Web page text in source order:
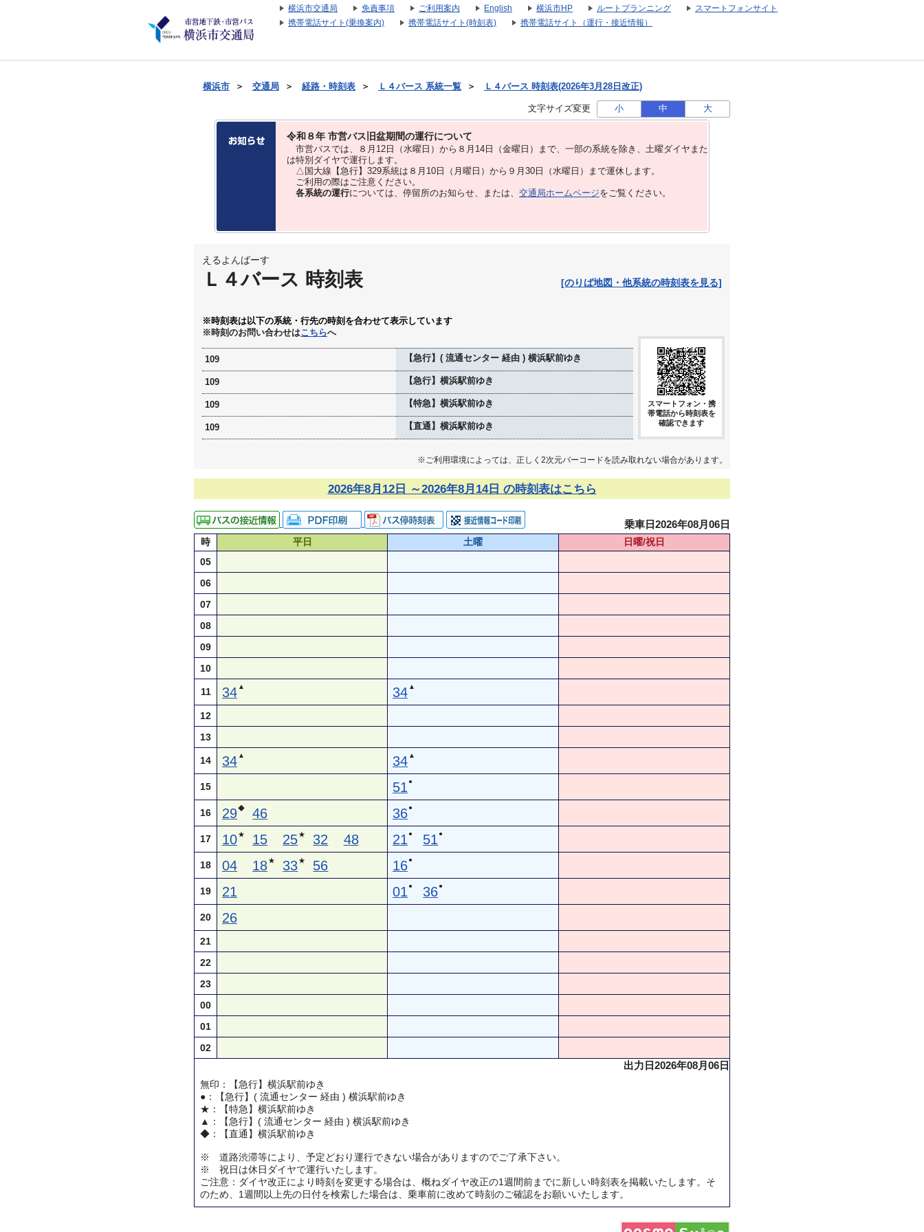
横浜市交通局 免責事項 ご利用案内 English 横浜市HP ルートプランニング
スマートフォンサイト
携帯電話サイト(乗換案内)
携帯電話サイト(時刻表) 携帯電話サイト（運行・接近情報）
横浜市 ＞ 交通局 ＞ 経路・時刻表 ＞ Ｌ４バース 系統一覧 ＞ Ｌ４バース 時刻表(2026年3月28日改正)
文字サイズ変更 小 中 大
令和８年 市営バス旧盆期間の運行について
市営バスでは、８⽉12⽇（水曜日）から８⽉14⽇（金曜日）まで、⼀部の系統を除き、⼟曜ダイヤまた
は特別ダイヤで運⾏します。
△国大線【急行】329系統は８月10日（月曜日）から９月30日（水曜日）まで運休します。
ご利用の際はご注意ください。
各系統の運行については、停留所のお知らせ、または、 交通局ホームページをご覧ください。
えるよんばーす
Ｌ４バース 時刻表 [のりば地図・他系統の時刻表を見る]
※時刻表は以下の系統・行先の時刻を合わせて表示しています
※時刻のお問い合わせはこちらへ
109 【急行】( 流通センター 経由 ) 横浜駅前ゆき
109 【急行】横浜駅前ゆき
109 【特急】横浜駅前ゆき
109 【直通】横浜駅前ゆき
スマートフォン・携
帯電話から時刻表を
確認できます
※ご利用環境によっては、正しく2次元バーコードを読み取れない場合があります。
2026年8月12日 ～2026年8月14日 の時刻表はこちら
乗車日2026年08月06日
時 平日 土曜
日曜/祝日
05
06
07
08
09
10
11 34 ▲ 34 ▲
12
13
14 34 ▲ 34 ▲
15 51 ●
16 29◆ 46 36●
17 10★ 15 25★ 32 48 21 ● 51 ●
18 04 18★ 33★ 56 16●
19 21 01 ● 36●
20 26
21
22
23
00
01
02
出力日2026年08月06日
無印：【急行】横浜駅前ゆき
●：【急行】( 流通センター 経由 ) 横浜駅前ゆき
★：【特急】横浜駅前ゆき
▲：【急行】( 流通センター 経由 ) 横浜駅前ゆき
◆：【直通】横浜駅前ゆき
※ 道路渋滞等により、予定どおり運行できない場合がありますのでご了承下さい。
※ 祝日は休日ダイヤで運行いたします。
ご注意：ダイヤ改正により時刻を変更する場合は、概ねダイヤ改正の1週間前までに新しい時刻表を掲載いたします。そ
のため、1週間以上先の日付を検索した場合は、乗車前に改めて時刻のご確認をお願いいたします。